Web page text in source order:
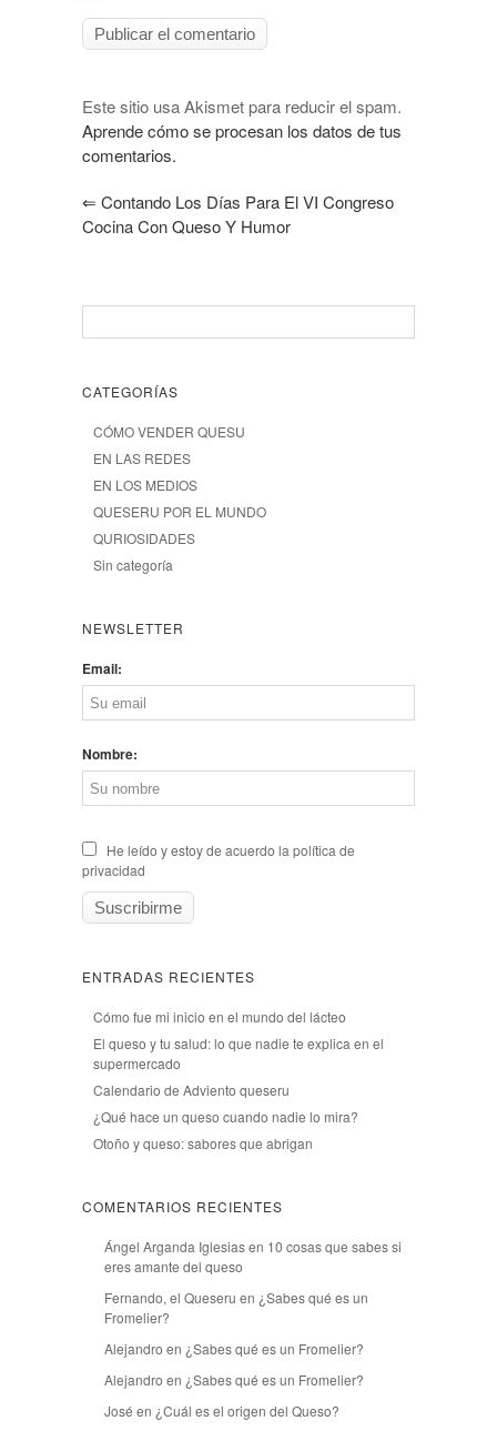
Este sitio usa Akismet para reducir el spam.
Aprende cómo se procesan los datos de tus
comentarios.
⇐ Contando Los Días Para El VI Congreso
Cocina Con Queso Y Humor
CATEGORÍAS
CÓMO VENDER QUESU
EN LAS REDES
EN LOS MEDIOS
QUESERU POR EL MUNDO
QURIOSIDADES
Sin categoría
NEWSLETTER
Email:
Nombre:
He leído y estoy de acuerdo la política de
privacidad
ENTRADAS RECIENTES
Cómo fue mi inicio en el mundo del lácteo
El queso y tu salud: lo que nadie te explica en el
supermercado
Calendario de Adviento queseru
¿Qué hace un queso cuando nadie lo mira?
Otoño y queso: sabores que abrigan
COMENTARIOS RECIENTES
Ángel Arganda Iglesiasen 10 cosas que sabes si
eres amante del queso
Fernando, el Queseru en ¿Sabes qué es un
Fromelier?
Alejandro en ¿Sabes qué es un Fromelier?
Alejandro en ¿Sabes qué es un Fromelier?
José en ¿Cuál es el origen del Queso?